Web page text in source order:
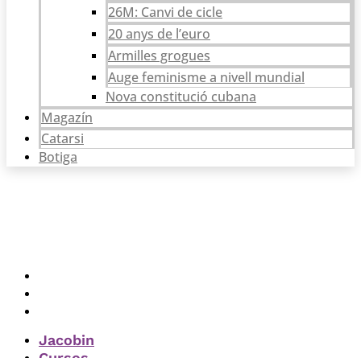
26M: Canvi de cicle
20 anys de l’euro
Armilles grogues
Auge feminisme a nivell mundial
Nova constitució cubana
Magazín
Catarsi
Botiga
Jacobin